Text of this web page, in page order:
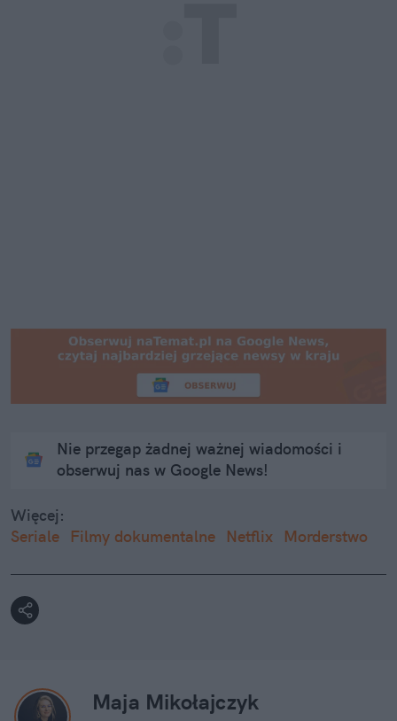
Nie przegap żadnej ważnej wiadomości i
obserwuj nas w Google News!
Więcej:
Seriale
Filmy dokumentalne Netflix Morderstwo
Maja Mikołajczyk